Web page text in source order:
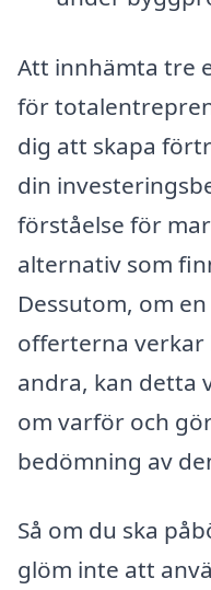
Att innhämta tre
för
dig att skapa
din
förståelse för
alternativ som
Dessutom, om
offerterna verkar
andra, kan detta
om varför och
bedömning av
Så om du ska
glöm inte att